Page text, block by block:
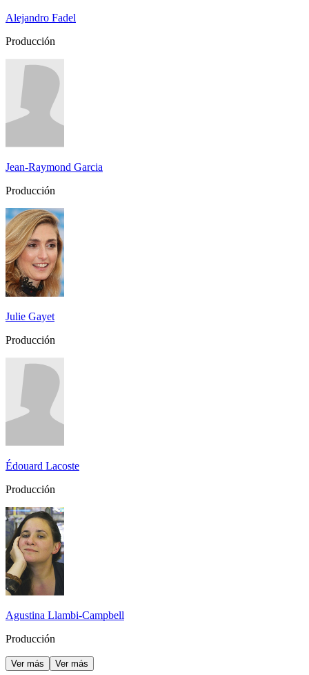
Alejandro Fadel
Producción
Jean-Raymond Garcia
Producción
Julie Gayet
Producción
Édouard Lacoste
Producción
Agustina Llambi-Campbell
Producción
Ver más Ver más